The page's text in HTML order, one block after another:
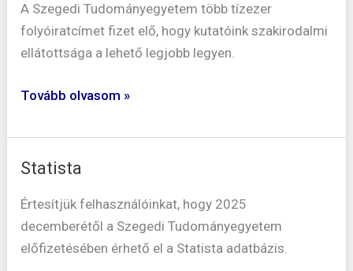
A Szegedi Tudományegyetem több tízezer
folyóiratcímet fizet elő, hogy kutatóink szakirodalmi
ellátottsága a lehető legjobb legyen.
platformok
2026
Tovább olvasom »
Statista
Értesítjük felhasználóinkat, hogy 2025
decemberétől a Szegedi Tudományegyetem
előfizetésében érhető el a Statista adatbázis.
Statista